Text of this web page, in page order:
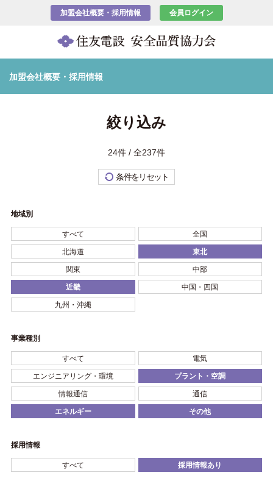
加盟会社概要・採用情報 会員ログイン
加盟会社概要・採用情報
絞り込み
24件 / 全237件
条件をリセット
地域別
すべて 全国
北海道 東北
関東 中部
近畿 中国・四国
九州・沖縄
事業種別
すべて 電気
エンジニアリング・環境 プラント・空調
情報通信 通信
エネルギー その他
採用情報
すべて 採用情報あり